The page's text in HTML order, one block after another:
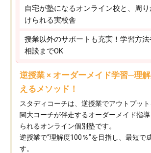
自宅が塾になるオンライン校と、周
けられる実校舎
授業以外のサポートも充実！学習方
相談までOK
逆授業 × オーダーメイド学習─理
えるメソッド！
スタディコーチは、逆授業でアウトプッ
関大コーチが伴走するオーダーメイド指
られるオンライン個別塾です。
逆授業で“理解度100％”を目指し、最短で
す。